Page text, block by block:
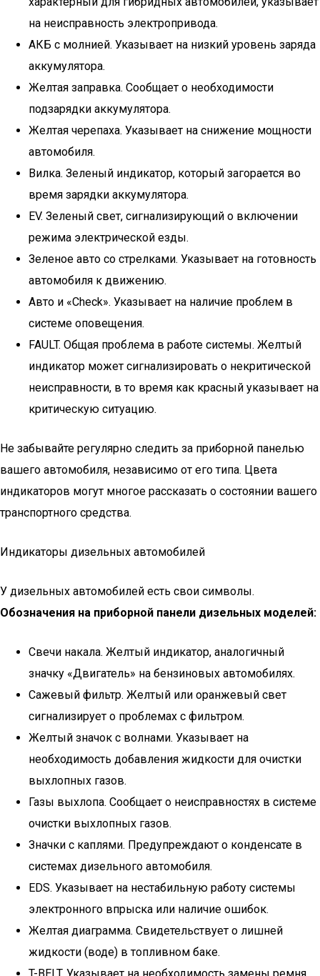
на неисправность электропривода.
АКБ с молнией. Указывает на низкий уровень заряда
аккумулятора.
Желтая заправка. Сообщает о необходимости
подзарядки аккумулятора.
Желтая черепаха. Указывает на снижение мощности
автомобиля.
Вилка. Зеленый индикатор, который загорается во
время зарядки аккумулятора.
EV. Зеленый свет, сигнализирующий о включении
режима электрической езды.
Зеленое авто со стрелками. Указывает на готовность
автомобиля к движению.
Авто и «Check». Указывает на наличие проблем в
системе оповещения.
FAULT. Общая проблема в работе системы. Желтый
индикатор может сигнализировать о некритической
неисправности, в то время как красный указывает на
критическую ситуацию.
Не забывайте регулярно следить за приборной панелью
вашего автомобиля, независимо от его типа. Цвета
индикаторов могут многое рассказать о состоянии вашего
транспортного средства.
Индикаторы дизельных автомобилей
У дизельных автомобилей есть свои символы.
Обозначения на приборной панели дизельных моделей:
Свечи накала. Желтый индикатор, аналогичный
значку «Двигатель» на бензиновых автомобилях.
Сажевый фильтр. Желтый или оранжевый свет
сигнализирует о проблемах с фильтром.
Желтый значок с волнами. Указывает на
необходимость добавления жидкости для очистки
выхлопных газов.
Газы выхлопа. Сообщает о неисправностях в системе
очистки выхлопных газов.
Значки с каплями. Предупреждают о конденсате в
системах дизельного автомобиля.
EDS. Указывает на нестабильную работу системы
электронного впрыска или наличие ошибок.
Желтая диаграмма. Свидетельствует о лишней
жидкости (воде) в топливном баке.